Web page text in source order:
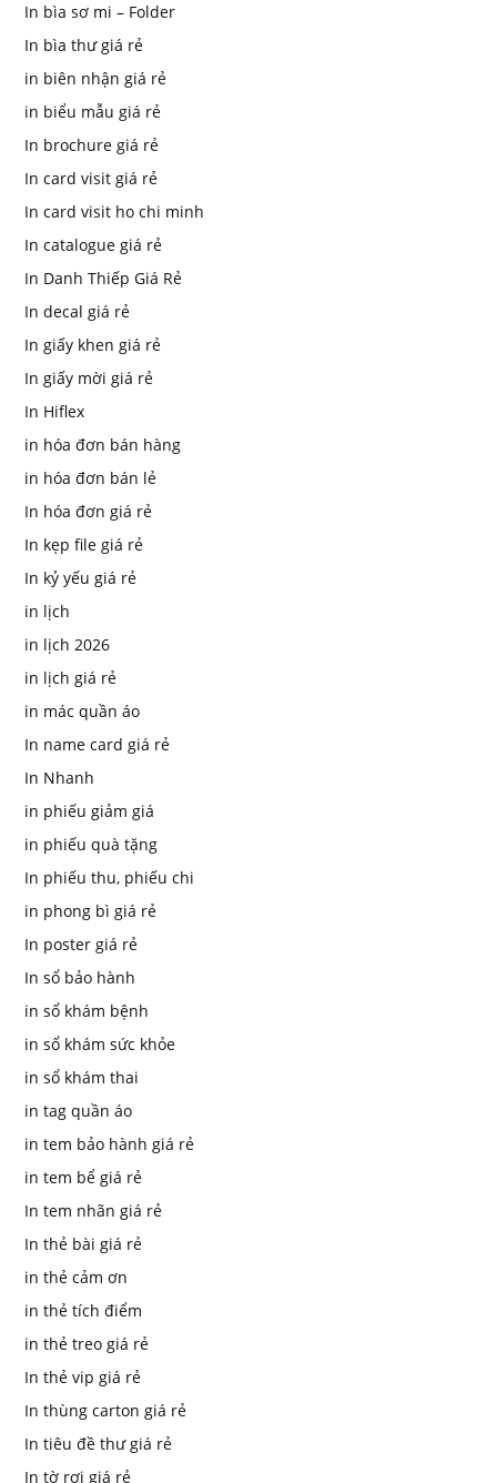
In bìa sơ mi – Folder
In bìa thư giá rẻ
in biên nhận giá rẻ
in biểu mẫu giá rẻ
In brochure giá rẻ
In card visit giá rẻ
In card visit ho chi minh
In catalogue giá rẻ
In Danh Thiếp Giá Rẻ
In decal giá rẻ
In giấy khen giá rẻ
In giấy mời giá rẻ
In Hiflex
in hóa đơn bán hàng
in hóa đơn bán lẻ
In hóa đơn giá rẻ
In kẹp file giá rẻ
In kỷ yếu giá rẻ
in lịch
in lịch 2026
in lịch giá rẻ
in mác quần áo
In name card giá rẻ
In Nhanh
in phiếu giảm giá
in phiếu quà tặng
In phiếu thu, phiếu chi
in phong bì giá rẻ
In poster giá rẻ
In sổ bảo hành
in sổ khám bệnh
in sổ khám sức khỏe
in sổ khám thai
in tag quần áo
in tem bảo hành giá rẻ
in tem bể giá rẻ
In tem nhãn giá rẻ
In thẻ bài giá rẻ
in thẻ cảm ơn
in thẻ tích điểm
in thẻ treo giá rẻ
In thẻ vip giá rẻ
In thùng carton giá rẻ
In tiêu đề thư giá rẻ
In tờ rơi giá rẻ